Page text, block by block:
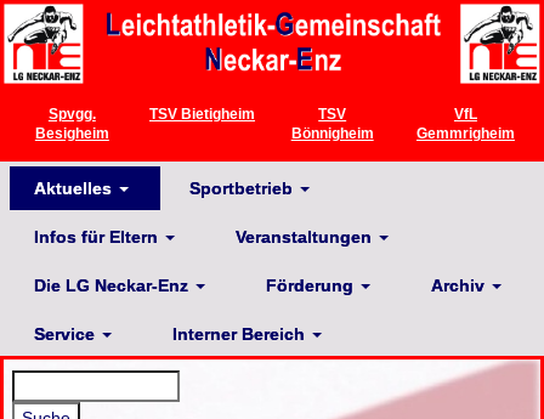
Spvgg.
Besigheim
TSV Bietigheim
TSV
Bönnigheim
VfL
Gemmrigheim
Aktuelles Sportbetrieb
Infos für Eltern Veranstaltungen
Die LG Neckar-Enz Förderung Archiv
Service Interner Bereich